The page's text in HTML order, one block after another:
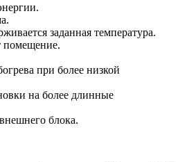
заданная температура.
помещение.
при более низкой
на более длинные
блока.